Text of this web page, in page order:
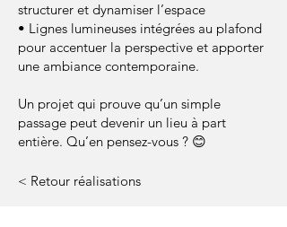
structurer et dynamiser l’espace
• Lignes lumineuses intégrées au plafond
pour accentuer la perspective et apporter
une ambiance contemporaine.
Un projet qui prouve qu’un simple
passage peut devenir un lieu à part
entière. Qu’en pensez-vous ? 😊
< Retour réalisations